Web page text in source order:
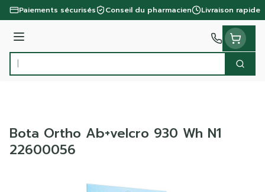
Aller au contenu
Paiements sécurisés Conseil du pharmacien Livraison rapide
Menu
Rechercher
Bota Ortho Ab+velcro 930 Wh N1
22600056